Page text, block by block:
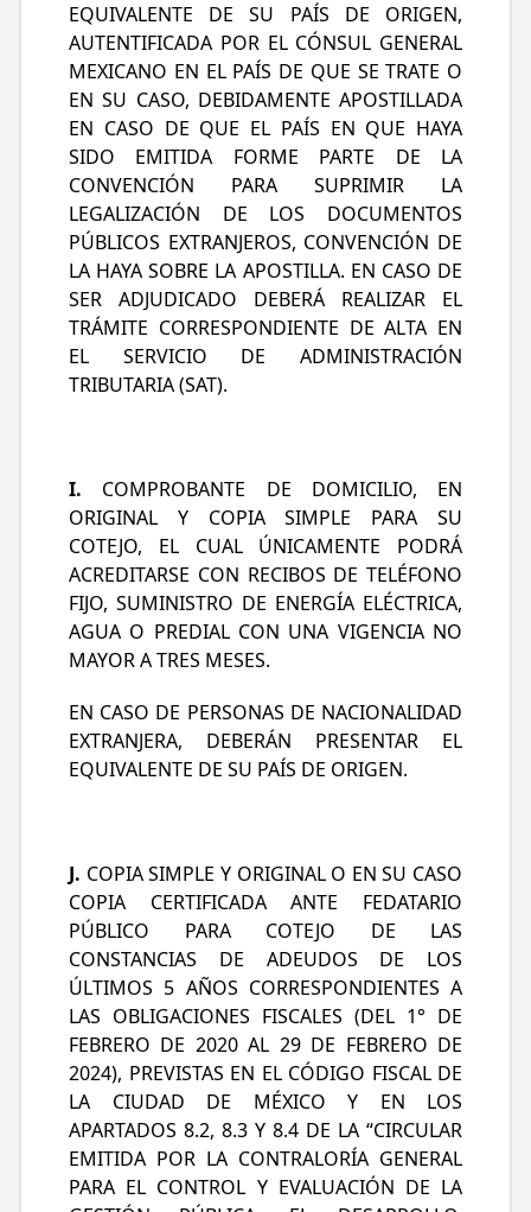
EQUIVALENTE DE SU PAÍS DE ORIGEN,
AUTENTIFICADA POR EL CÓNSUL GENERAL
MEXICANO EN EL PAÍS DE QUE SE TRATE O
EN SU CASO, DEBIDAMENTE APOSTILLADA
EN CASO DE QUE EL PAÍS EN QUE HAYA
SIDO EMITIDA FORME PARTE DE LA
CONVENCIÓN PARA SUPRIMIR LA
LEGALIZACIÓN DE LOS DOCUMENTOS
PÚBLICOS EXTRANJEROS, CONVENCIÓN DE
LA HAYA SOBRE LA APOSTILLA. EN CASO DE
SER ADJUDICADO DEBERÁ REALIZAR EL
TRÁMITE CORRESPONDIENTE DE ALTA EN
EL SERVICIO DE ADMINISTRACIÓN
TRIBUTARIA (SAT).
I. COMPROBANTE DE DOMICILIO, EN
ORIGINAL Y COPIA SIMPLE PARA SU
COTEJO, EL CUAL ÚNICAMENTE PODRÁ
ACREDITARSE CON RECIBOS DE TELÉFONO
FIJO, SUMINISTRO DE ENERGÍA ELÉCTRICA,
AGUA O PREDIAL CON UNA VIGENCIA NO
MAYOR A TRES MESES.
EN CASO DE PERSONAS DE NACIONALIDAD
EXTRANJERA, DEBERÁN PRESENTAR EL
EQUIVALENTE DE SU PAÍS DE ORIGEN.
J. COPIA SIMPLE Y ORIGINAL O EN SU CASO
COPIA CERTIFICADA ANTE FEDATARIO
PÚBLICO PARA COTEJO DE LAS
CONSTANCIAS DE ADEUDOS DE LOS
ÚLTIMOS 5 AÑOS CORRESPONDIENTES A
LAS OBLIGACIONES FISCALES (DEL 1° DE
FEBRERO DE 2020 AL 29 DE FEBRERO DE
2024), PREVISTAS EN EL CÓDIGO FISCAL DE
LA CIUDAD DE MÉXICO Y EN LOS
APARTADOS 8.2, 8.3 Y 8.4 DE LA “CIRCULAR
EMITIDA POR LA CONTRALORÍA GENERAL
PARA EL CONTROL Y EVALUACIÓN DE LA